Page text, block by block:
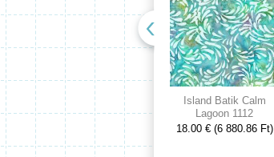
Island Batik Calm
Lagoon 1112
18.00 € (6 880.86 Ft)